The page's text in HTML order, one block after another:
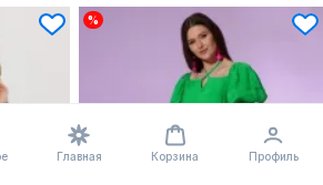
%
Главная Корзина Профиль